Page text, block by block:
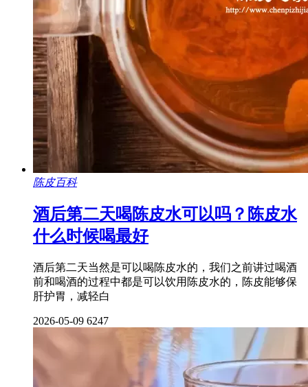
陈皮百科
酒后第二天喝陈皮水可以吗？陈皮水
什么时候喝最好
酒后第二天当然是可以喝陈皮水的，我们之前讲过喝酒
前和喝酒的过程中都是可以饮用陈皮水的，陈皮能够保
肝护胃，减轻白
2026-05-09 6247